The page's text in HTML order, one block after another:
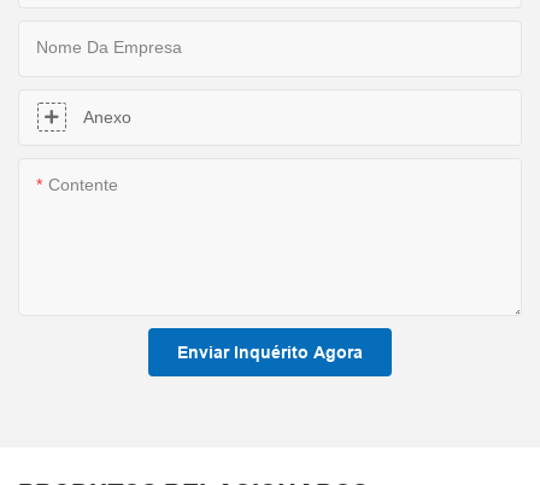
Nome Da Empresa
Anexo
Contente
Enviar Inquérito Agora